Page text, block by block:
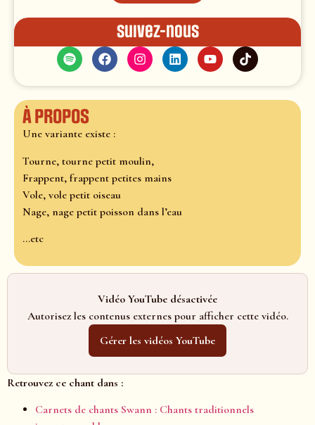
Suivez-nous
À propos
Une variante existe :
Tourne, tourne petit moulin,
Frappent, frappent petites mains
Vole, vole petit oiseau
Nage, nage petit poisson dans l’eau
...etc
Vidéo YouTube désactivée
Autorisez les contenus externes pour afficher cette vidéo.
Gérer les vidéos YouTube
Retrouvez ce chant dans :
Carnets de chants Swann : Chants traditionnels